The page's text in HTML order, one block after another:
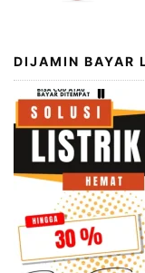
DIJAMIN BAYAR